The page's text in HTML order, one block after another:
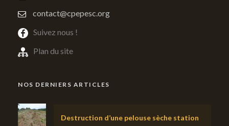
contact@cpepesc.org
Suivez nous !
Plan du site
NOS DERNIERS ARTICLES
Destruction d’une pelouse sèche station